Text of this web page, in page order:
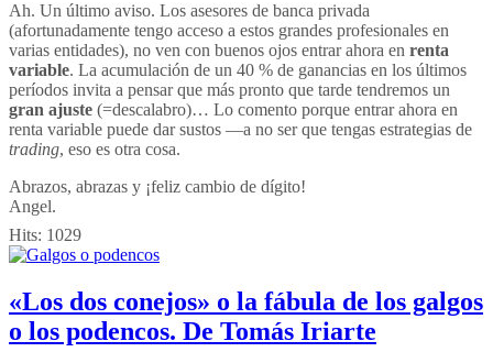
Ah. Un último aviso. Los asesores de banca privada
(afortunadamente tengo acceso a estos grandes profesionales en
varias entidades), no ven con buenos ojos entrar ahora en renta
variable. La acumulación de un 40 % de ganancias en los últimos
períodos invita a pensar que más pronto que tarde tendremos un
gran ajuste (=descalabro)… Lo comento porque entrar ahora en
renta variable puede dar sustos —a no ser que tengas estrategias de
trading, eso es otra cosa.
Abrazos, abrazas y ¡feliz cambio de dígito!
Angel.
Hits: 1029
«Los dos conejos» o la fábula de los galgos
o los podencos. De Tomás Iriarte